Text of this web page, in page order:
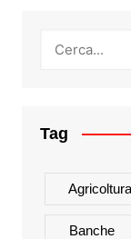
Tag
Agricoltura
Banche